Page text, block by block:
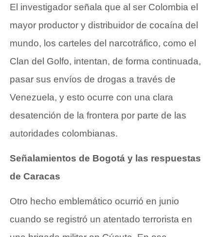
El investigador señala que al ser Colombia el
mayor productor y distribuidor de cocaína del
mundo, los carteles del narcotráfico, como el
Clan del Golfo, intentan, de forma continuada,
pasar sus envíos de drogas a través de
Venezuela, y esto ocurre con una clara
desatención de la frontera por parte de las
autoridades colombianas.
Señalamientos de Bogotá y las respuestas
de Caracas
Otro hecho emblemático ocurrió en junio
cuando se registró un atentado terrorista en